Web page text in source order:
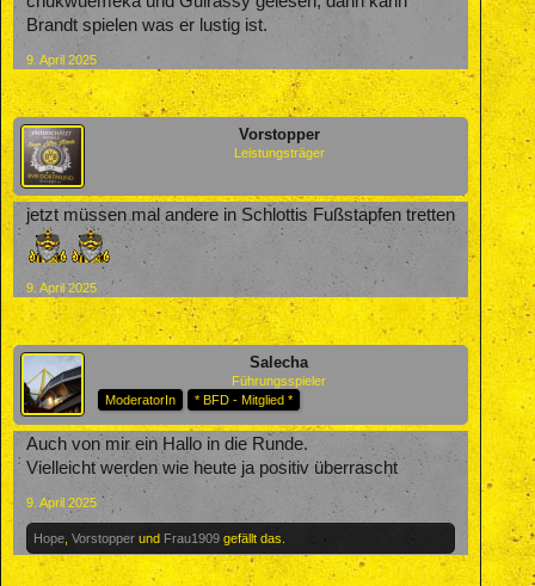
Brandt spielen was er lustig ist.
9. April 2025
Vorstopper
Leistungsträger
jetzt müssen mal andere in Schlottis Fußstapfen tretten
9. April 2025
Salecha
Führungsspieler
ModeratorIn
* BFD - Mitglied *
Auch von mir ein Hallo in die Runde.
Vielleicht werden wie heute ja positiv überrascht
9. April 2025
Hope Vorstopper und Frau1909 gefällt das.